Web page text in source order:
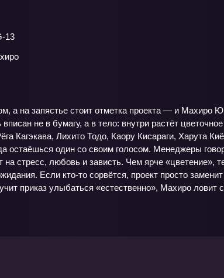
13
а на запястье стоит отметка проекта — и
вписан не в бумагу, а в тело: внутри растёт
Кагэкава, Лихито Тодо, Каору Кисараги, Харута
остаёшься один со своим голосом. Менеджеры
на стресс, любовь и зависть. Чем ярче
Если кто‑то сорвётся, проект просто
приказ улыбаться «естественно», Махиро